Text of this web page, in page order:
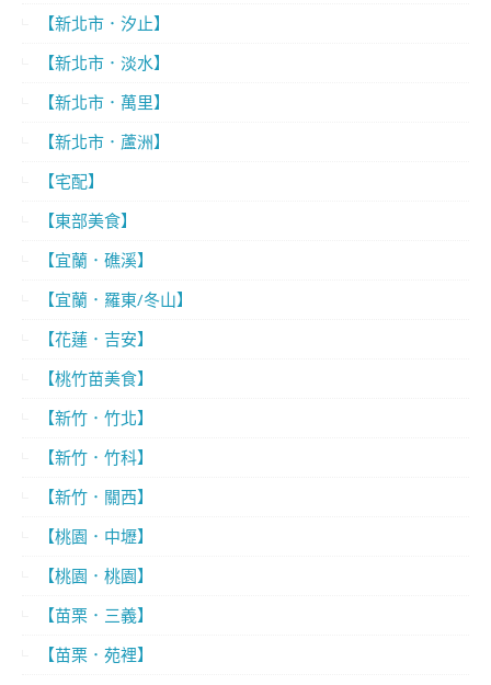
【新北市．汐止】
【新北市．淡水】
【新北市．萬里】
【新北市．蘆洲】
【宅配】
【東部美食】
【宜蘭．礁溪】
【宜蘭．羅東/冬山】
【花蓮．吉安】
【桃竹苗美食】
【新竹．竹北】
【新竹．竹科】
【新竹．關西】
【桃園．中壢】
【桃園．桃園】
【苗栗．三義】
【苗栗．苑裡】